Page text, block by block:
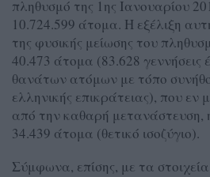
πληθυσμό της 1ης Ιανουαρίου
10.724.599 άτομα. Η εξέλιξη
της φυσικής μείωσης του
40.473 άτομα (83.628 γεννήσεις
θανάτων ατόμων με τόπο
ελληνικής επικράτειας), που εν
από την καθαρή μετανάστευση,
34.439 άτομα (θετικό ισοζύγιο).
Σύμφωνα, επίσης, με τα